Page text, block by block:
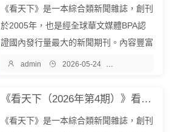
牌...
《看天下》是一本綜合類新聞雜誌，創刊
於2005年，也是經全球華文媒體BPA認
證國內發行量最大的新聞期刊。內容豐富
多元，包含時政、財經、科技、文化、娛
者展現更廣闊的世界和人生的更多可能。
 admin  2026-05-24 
《看天下（2026年第4期）》看天下（2026年第4期）『中文EPUB電子書下載 - 爾書網』
《看天下》是一本綜合類新聞雜誌，創刊